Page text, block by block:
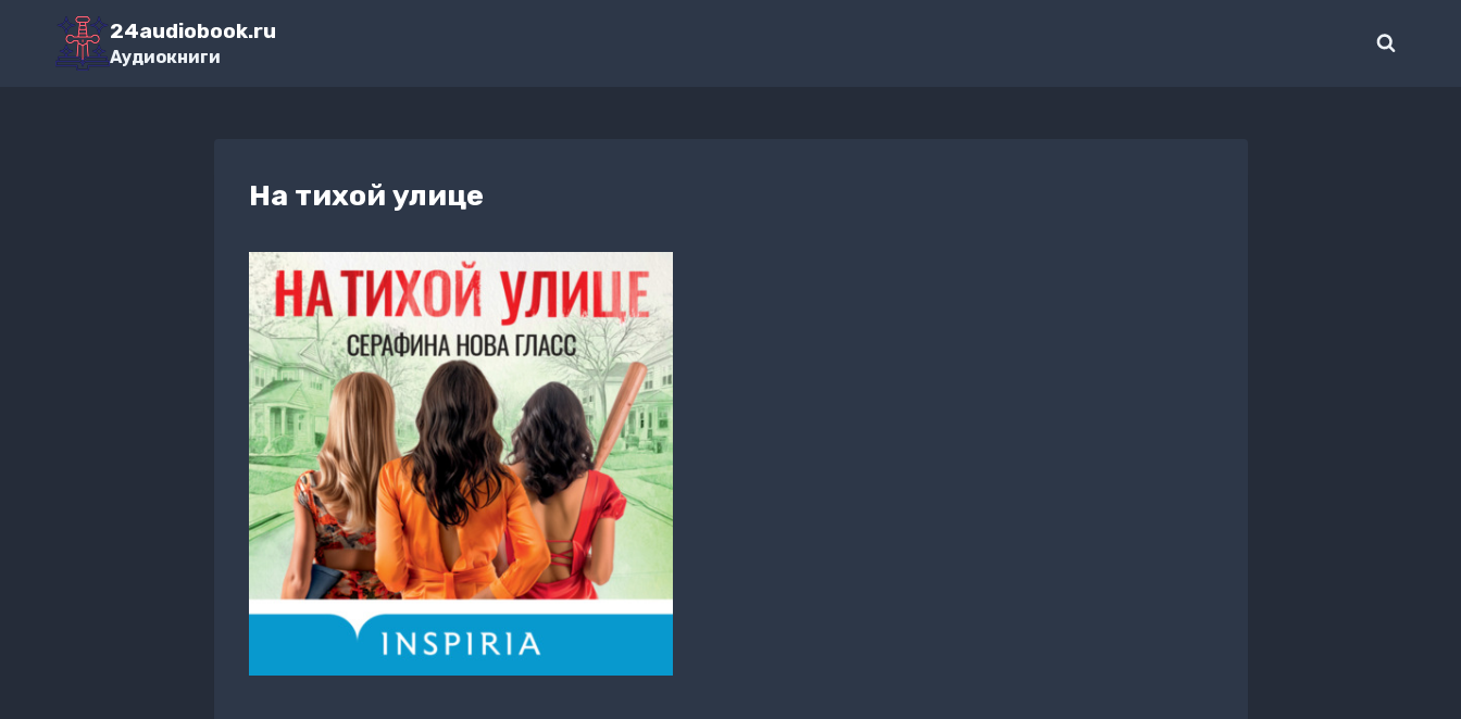
Перейти
содержимому
24audiobook.ru
Аудиокниги
На тихой улице